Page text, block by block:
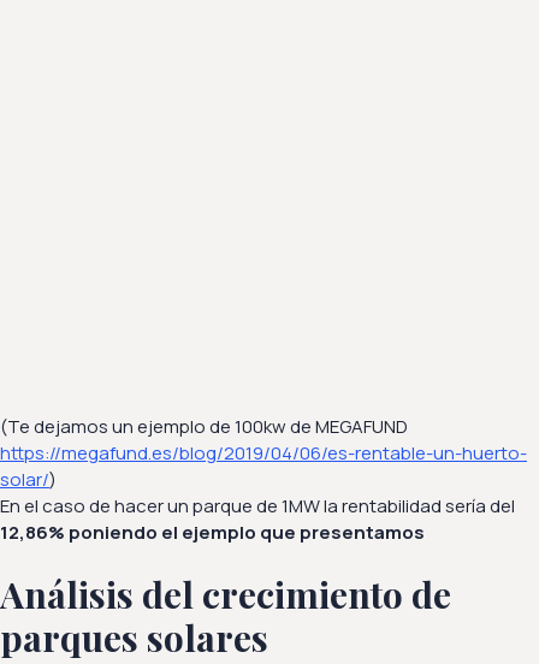
(Te dejamos un ejemplo de 100kw de MEGAFUND
https://megafund.es/blog/2019/04/06/es-rentable-un-huerto-
solar/)
En el caso de hacer un parque de 1MW la rentabilidad sería del
12,86% poniendo el ejemplo que presentamos
Análisis del crecimiento de
parques solares